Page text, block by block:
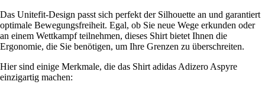
Das Unitefit-Design passt sich perfekt der Silhouette an und garantiert
optimale Bewegungsfreiheit. Egal, ob Sie neue Wege erkunden oder
an einem Wettkampf teilnehmen, dieses Shirt bietet Ihnen die
Ergonomie, die Sie benötigen, um Ihre Grenzen zu überschreiten.
Hier sind einige Merkmale, die das Shirt adidas Adizero Aspyre
einzigartig machen: